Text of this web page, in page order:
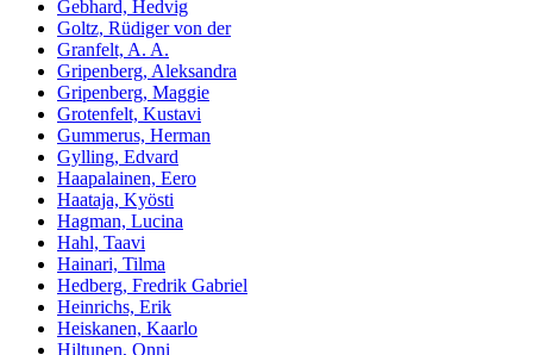
Gebhard, Hedvig
Goltz, Rüdiger von der
Granfelt, A. A.
Gripenberg, Aleksandra
Gripenberg, Maggie
Grotenfelt, Kustavi
Gummerus, Herman
Gylling, Edvard
Haapalainen, Eero
Haataja, Kyösti
Hagman, Lucina
Hahl, Taavi
Hainari, Tilma
Hedberg, Fredrik Gabriel
Heinrichs, Erik
Heiskanen, Kaarlo
Hiltunen, Onni